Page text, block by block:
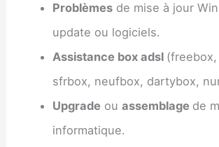
Problèmesde mise à jour
update ou logiciels.
Assistance box adsl (freebox,
sfrbox, neufbox, dartybox,
Upgrade ou assemblage de
informatique.